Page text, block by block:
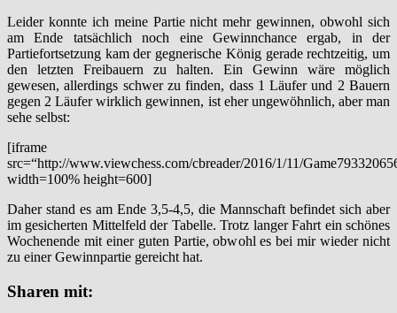
Leider konnte ich meine Partie nicht mehr gewinnen, obwohl sich
am Ende tatsächlich noch eine Gewinnchance ergab, in der
Partiefortsetzung kam der gegnerische König gerade rechtzeitig, um
den letzten Freibauern zu halten. Ein Gewinn wäre möglich
gewesen, allerdings schwer zu finden, dass 1 Läufer und 2 Bauern
gegen 2 Läufer wirklich gewinnen, ist eher ungewöhnlich, aber man
sehe selbst:
[iframe
src=“http://www.viewchess.com/cbreader/2016/1/11/
width=100% height=600]
Daher stand es am Ende 3,5-4,5, die Mannschaft befindet sich aber
im gesicherten Mittelfeld der Tabelle. Trotz langer Fahrt ein schönes
Wochenende mit einer guten Partie, obwohl es bei mir wieder nicht
zu einer Gewinnpartie gereicht hat.
Sharen mit: